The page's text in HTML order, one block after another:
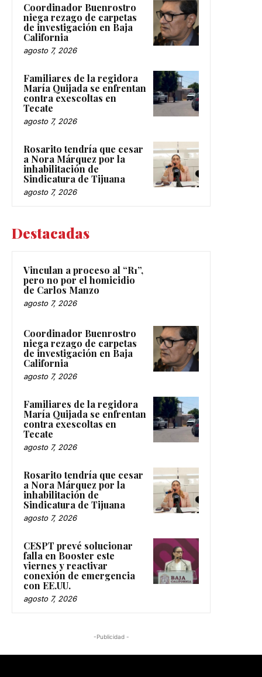
Coordinador Buenrostro
niega rezago de carpetas
de investigación en Baja
California
agosto 7, 2026
Familiares de la regidora
María Quijada se enfrentan
contra exescoltas en
Tecate
agosto 7, 2026
Rosarito tendría que cesar
a Nora Márquez por la
inhabilitación de
Sindicatura de Tijuana
agosto 7, 2026
Destacadas
Vinculan a proceso al “R1”,
pero no por el homicidio
de Carlos Manzo
agosto 7, 2026
Coordinador Buenrostro
niega rezago de carpetas
de investigación en Baja
California
agosto 7, 2026
Familiares de la regidora
María Quijada se enfrentan
contra exescoltas en
Tecate
agosto 7, 2026
Rosarito tendría que cesar
a Nora Márquez por la
inhabilitación de
Sindicatura de Tijuana
agosto 7, 2026
CESPT prevé solucionar
falla en Booster este
viernes y reactivar
conexión de emergencia
con EE.UU.
agosto 7, 2026
-Publicidad -